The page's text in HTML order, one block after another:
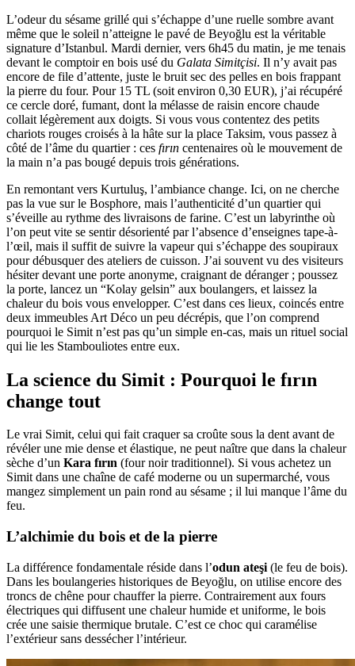
L’odeur du sésame grillé qui s’échappe d’une ruelle sombre avant
même que le soleil n’atteigne le pavé de Beyoğlu est la véritable
signature d’Istanbul. Mardi dernier, vers 6h45 du matin, je me tenais
devant le comptoir en bois usé du Galata Simitçisi. Il n’y avait pas
encore de file d’attente, juste le bruit sec des pelles en bois frappant
la pierre du four. Pour 15 TL (soit environ 0,30 EUR), j’ai récupéré
ce cercle doré, fumant, dont la mélasse de raisin encore chaude
collait légèrement aux doigts. Si vous vous contentez des petits
chariots rouges croisés à la hâte sur la place Taksim, vous passez à
côté de l’âme du quartier : ces fırın centenaires où le mouvement de
la main n’a pas bougé depuis trois générations.
En remontant vers Kurtuluş, l’ambiance change. Ici, on ne cherche
pas la vue sur le Bosphore, mais l’authenticité d’un quartier qui
s’éveille au rythme des livraisons de farine. C’est un labyrinthe où
l’on peut vite se sentir désorienté par l’absence d’enseignes tape-à-
l’œil, mais il suffit de suivre la vapeur qui s’échappe des soupiraux
pour débusquer des ateliers de cuisson. J’ai souvent vu des visiteurs
hésiter devant une porte anonyme, craignant de déranger ; poussez
la porte, lancez un “Kolay gelsin” aux boulangers, et laissez la
chaleur du bois vous envelopper. C’est dans ces lieux, coincés entre
deux immeubles Art Déco un peu décrépis, que l’on comprend
pourquoi le Simit n’est pas qu’un simple en-cas, mais un rituel social
qui lie les Stambouliotes entre eux.
La science du Simit : Pourquoi le fırın
change tout
Le vrai Simit, celui qui fait craquer sa croûte sous la dent avant de
révéler une mie dense et élastique, ne peut naître que dans la chaleur
sèche d’un Kara fırın (four noir traditionnel). Si vous achetez un
Simit dans une chaîne de café moderne ou un supermarché, vous
mangez simplement un pain rond au sésame ; il lui manque l’âme du
feu.
L’alchimie du bois et de la pierre
La différence fondamentale réside dans l’odun ateşi (le feu de bois).
Dans les boulangeries historiques de Beyoğlu, on utilise encore des
troncs de chêne pour chauffer la pierre. Contrairement aux fours
électriques qui diffusent une chaleur humide et uniforme, le bois
crée une saisie thermique brutale. C’est ce choc qui caramélise
l’extérieur sans dessécher l’intérieur.